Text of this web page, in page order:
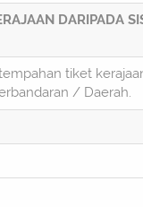
DARIPADA
tiket
/ Daerah.